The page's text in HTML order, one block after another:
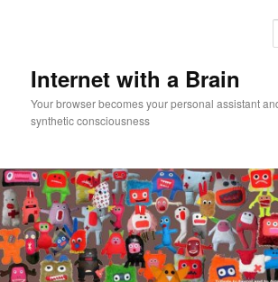
Internet with a Brain
Your browser becomes your personal assistant
synthetic consciousness